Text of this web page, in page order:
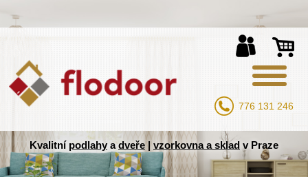
776 131 246
Kvalitní podlahyadveře| vzorkovna a sklad v Praze